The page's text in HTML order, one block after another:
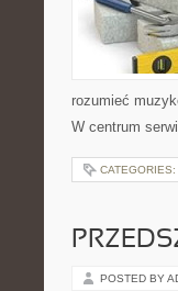
rozumieć
W centrum
CATEGORIES:
POSTED BY